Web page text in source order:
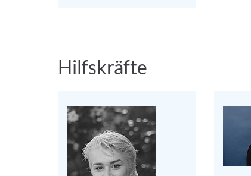
Hilfskräfte